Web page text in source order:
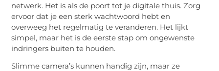
netwerk. Het is als de poort tot je digitale thuis. Zorg
ervoor dat je een sterk wachtwoord hebt en
overweeg het regelmatig te veranderen. Het lijkt
simpel, maar het is de eerste stap om ongewenste
indringers buiten te houden.
Slimme camera’s kunnen handig zijn, maar ze